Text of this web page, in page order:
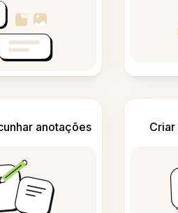
anotações Criar